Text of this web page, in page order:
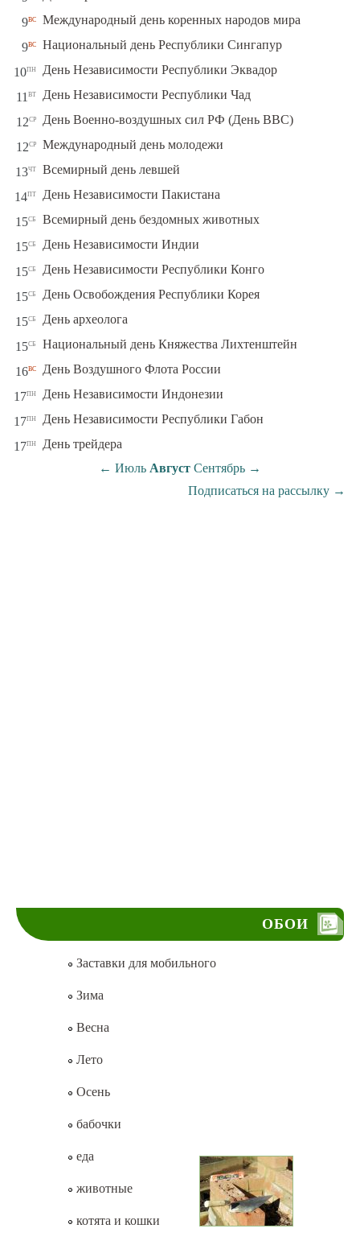
9вс Международный день коренных народов мира
9вс Национальный день Республики Сингапур
10пн День Независимости Республики Эквадор
11 вт День Независимости Республики Чад
12ср День Военно-воздушных сил РФ (День ВВС)
12ср Международный день молодежи
13чт Всемирный день левшей
14пт День Независимости Пакистана
15сб Всемирный день бездомных животных
15сб День Независимости Индии
15сб День Независимости Республики Конго
15сб День Освобождения Республики Корея
15сб День археолога
15сб Национальный день Княжества Лихтенштейн
16вс День Воздушного Флота России
17пн День Независимости Индонезии
17пн День Независимости Республики Габон
17пн
День трейдера
← Июль Август Сентябрь →
Подписаться на рассылку →
ОБОИ
Заставки для мобильного
Зима
Весна
Лето
Осень
бабочки
еда
животные
котята и кошки